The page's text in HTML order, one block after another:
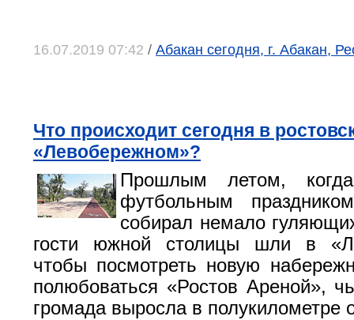
16.07.2019 07:42 / Абакан сегодня, г. Абакан,
Что происходит сегодня в
«Левобережном»?
Прошлым летом,
футбольным
собирал немало
гости южной столицы шли в
чтобы посмотреть новую
полюбоваться «Ростов Ареной»,
громада выросла в полукилометре